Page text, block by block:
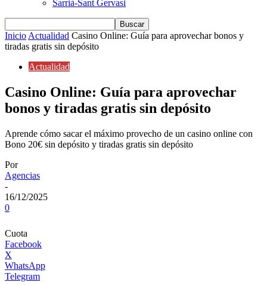
Sarrià-Sant Gervasi
InicioActualidad Casino Online: Guía para aprovechar bonos y
tiradas gratis sin depósito
Actualidad
Casino Online: Guía para aprovechar
bonos y tiradas gratis sin depósito
Aprende cómo sacar el máximo provecho de un casino online con
Bono 20€ sin depósito y tiradas gratis sin depósito
Por
Agencias
-
16/12/2025
0
Cuota
Facebook
X
WhatsApp
Telegram